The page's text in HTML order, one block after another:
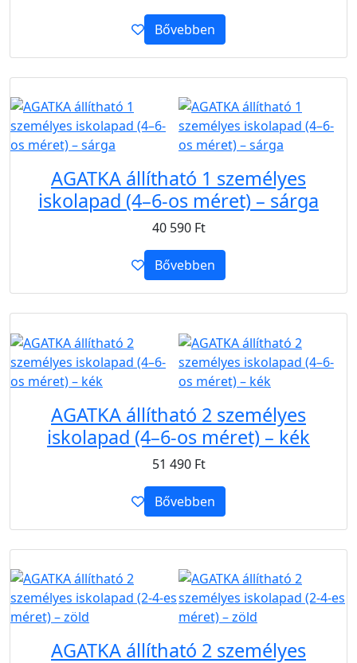
Bővebben
AGATKA állítható 1 személyes
iskolapad (4–6-os méret) – sárga
40 590 Ft
Bővebben
AGATKA állítható 2 személyes
iskolapad (4–6-os méret) – kék
51 490 Ft
Bővebben
AGATKA állítható 2 személyes